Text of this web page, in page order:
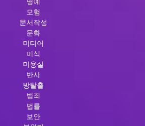
모험
문서작성
문화
미디어
미식
미용실
반사
방탈출
범죄
법률
보안